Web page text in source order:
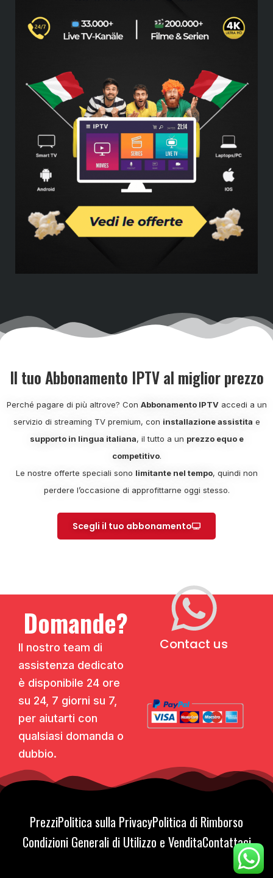
Il tuo Abbonamento IPTV al miglior prezzo
Perché pagare di più altrove? Con Abbonamento IPTVaccedi a un
servizio di streaming TV premium, con installazione assistita e
supporto in lingua italiana, il tutto a un prezzo equo e
competitivo.
Le nostre offerte speciali sono limitante nel tempo, quindi non
perdere l’occasione di approfittarne oggi stesso.
Scegli il tuo abbonamento
Domande?
Il nostro team di
assistenza dedicato
è disponibile 24 ore
su 24, 7 giorni su 7,
per aiutarti con
qualsiasi domanda o
dubbio.
Contact us
PrezziPolitica sulla PrivacyPolitica di Rimborso
Condizioni Generali di Utilizzo e VenditaContattaci